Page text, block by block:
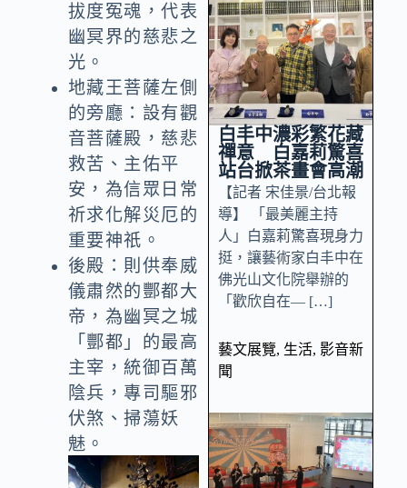
拔度冤魂，代表
幽冥界的慈悲之
光。
地藏王菩薩左側
的旁廳：設有觀
音菩薩殿，慈悲
救苦、主佑平
安，為信眾日常
祈求化解災厄的
重要神祇。
後殿：則供奉威
儀肅然的酆都大
帝，為幽冥之城
「酆都」的最高
主宰，統御百萬
陰兵，專司驅邪
伏煞、掃蕩妖
魅。
白丰中濃彩繁花藏
禪意 白嘉莉驚喜
站台掀茶畫會高潮
【記者 宋佳景/台北報
導】 「最美麗主持
人」白嘉莉驚喜現身力
挺，讓藝術家白丰中在
佛光山文化院舉辦的
「歡欣自在— […]
藝文展覽, 生活, 影音新
聞